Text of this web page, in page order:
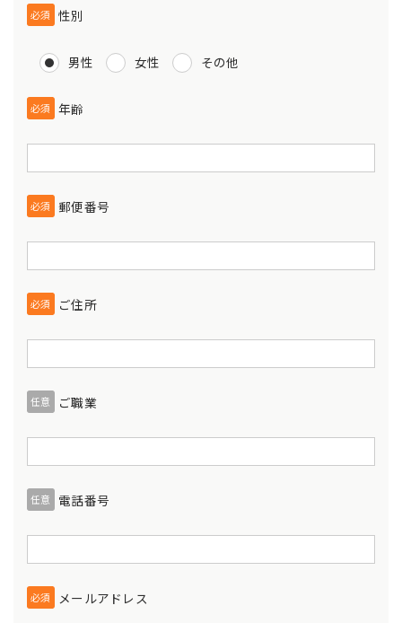
必須 性別
男性 女性 その他
必須 年齢
必須 郵便番号
必須 ご住所
任意 ご職業
任意 電話番号
必須 メールアドレス